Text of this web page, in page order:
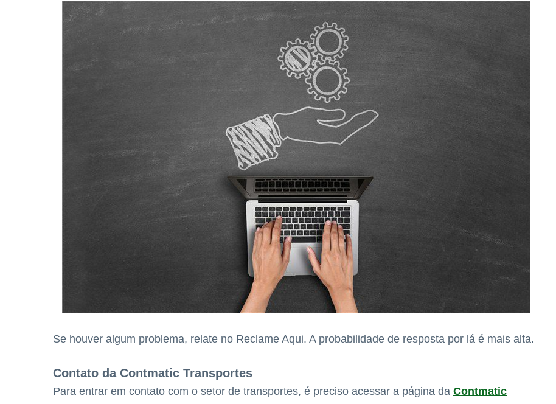
Se houver algum problema, relate no Reclame Aqui. A probabilidade de resposta por lá é mais alta.
Contato da Contmatic Transportes
Para entrar em contato com o setor de transportes, é preciso acessar a página da Contmatic